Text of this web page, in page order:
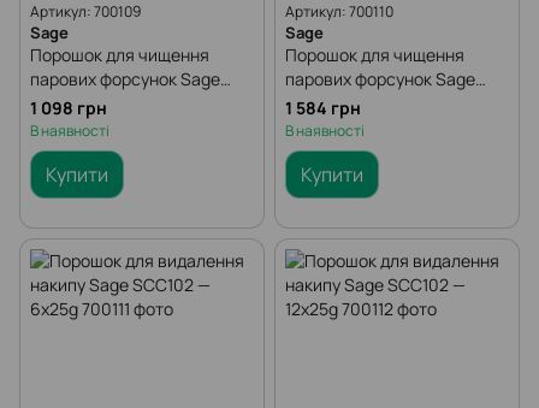
Артикул: 700109
Sage
Порошок для чищення
парових форсунок Sage
SCC301 6x10g
1 098 грн
В наявності
Купити
Артикул: 700110
Sage
Порошок для чищення
парових форсунок Sage
SCC301 12x10g
1 584 грн
В наявності
Купити